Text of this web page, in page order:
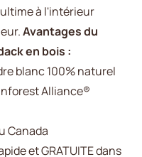
à l'intérieur
Avantages du
en bois :
blanc 100% naturel
Alliance®
Canada
et GRATUITE dans